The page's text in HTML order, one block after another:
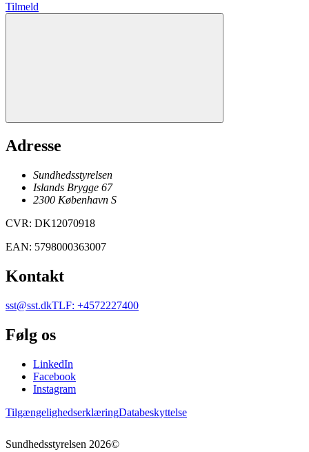
Tilmeld
Adresse
Sundhedsstyrelsen
Islands Brygge 67
2300 København S
CVR: DK12070918
EAN: 5798000363007
Kontakt
sst@sst.dkTLF: +4572227400
Følg os
LinkedIn
Facebook
Instagram
TilgængelighedserklæringDatabeskyttelse
Sundhedsstyrelsen 2026©